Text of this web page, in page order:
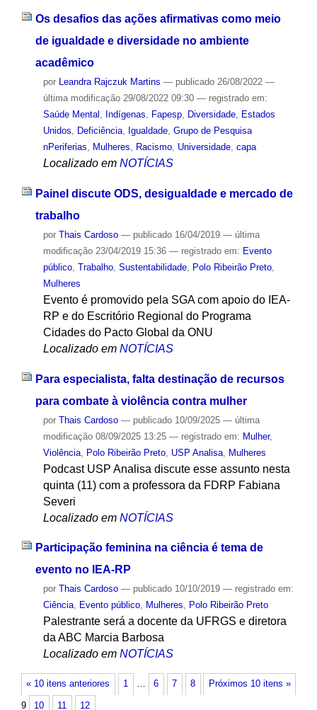
Os desafios das ações afirmativas como meio
de igualdade e diversidade no ambiente
acadêmico
por Leandra Rajczuk Martins — publicado26/08/2022 —
última modificação29/08/2022 09:30 — registrado em:
Saúde Mental , Indígenas, Fapesp, Diversidade, Estados
Unidos, Deficiência, Igualdade, Grupo de Pesquisa
nPeriferias, Mulheres, Racismo, Universidade, capa
Localizado em NOTÍCIAS
Painel discute ODS, desigualdade e mercado de
trabalho
por Thais Cardoso — publicado16/04/2019 — última
modificação23/04/2019 15:36 — registrado em: Evento
público, Trabalho, Sustentabilidade, Polo Ribeirão Preto,
Mulheres
Evento é promovido pela SGA com apoio do IEA-
RP e do Escritório Regional do Programa
Cidades do Pacto Global da ONU
Localizado em NOTÍCIAS
Para especialista, falta destinação de recursos
para combate à violência contra mulher
por Thais Cardoso — publicado10/09/2025 — última
modificação08/09/2025 13:25 — registrado em: Mulher,
Violência, Polo Ribeirão Preto, USP Analisa, Mulheres
Podcast USP Analisa discute esse assunto nesta
quinta (11) com a professora da FDRP Fabiana
Severi
Localizado em NOTÍCIAS
Participação feminina na ciência é tema de
evento no IEA-RP
por Thais Cardoso — publicado10/10/2019 — registrado em:
Ciência, Evento público, Mulheres, Polo Ribeirão Preto
Palestrante será a docente da UFRGS e diretora
da ABC Marcia Barbosa
Localizado em NOTÍCIAS
« 10 itens anteriores Próximos 10 itens »
1 … 6 7 8
9 10 11 12